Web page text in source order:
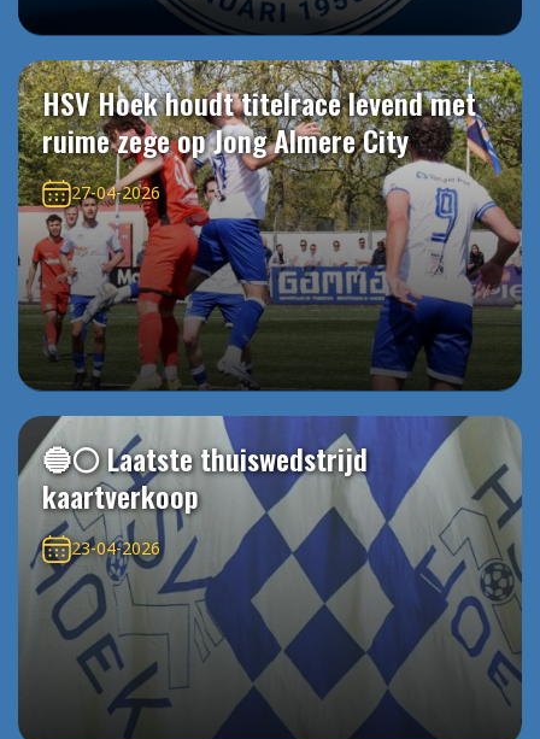
HSV Hoek houdt titelrace levend met
ruime zege op Jong Almere City
27-04-2026
🔵⚪️ Laatste thuiswedstrijd
kaartverkoop
23-04-2026